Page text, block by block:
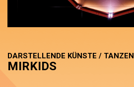
DARSTELLENDE KÜNSTE / TANZEN
MIRKIDS